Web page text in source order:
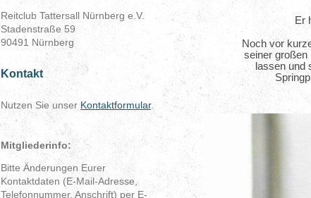
Er
Noch vor
seiner großen
lassen und
Reitclub Tattersall Nürnberg e.V.
Stadenstraße 59
90491 Nürnberg
Kontakt
Nutzen Sie unser Kontaktformular.
Mitgliederinfo:
Bitte Änderungen Eurer
Kontaktdaten (E-Mail-Adresse,
Telefonnummer, Anschrift) per E-